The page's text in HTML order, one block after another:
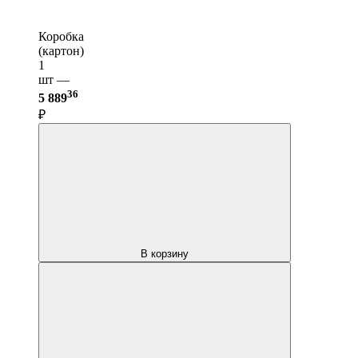
Коробка
(картон)
1
шт —
5 88936
₽
В корзину